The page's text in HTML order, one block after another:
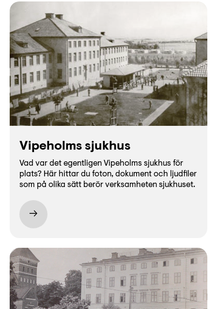
Lättläst
English
Vipeholms sjukhus
Vad var det egentligen Vipeholms sjukhus för
plats? Här hittar du foton, dokument och ljudfiler
som på olika sätt berör verksamheten sjukhuset.